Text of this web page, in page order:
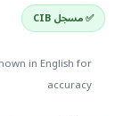
✅ مسجل CIB
in English for
accuracy